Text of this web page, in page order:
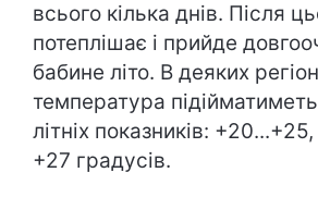
всього кілька днів. Після
потеплішає і прийде
бабине літо. В деяких
температура
літніх показників:
+27 градусів.